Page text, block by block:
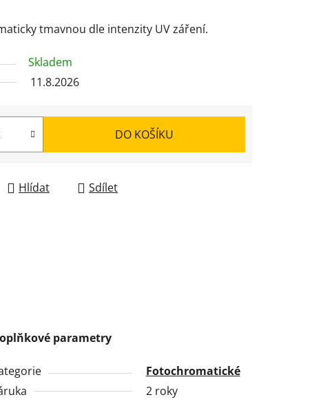
tmavnou dle intenzity UV záření.
Skladem
11.8.2026
DO KOŠÍKU
Hlídat Sdílet
parametry
Fotochromatické
2 roky